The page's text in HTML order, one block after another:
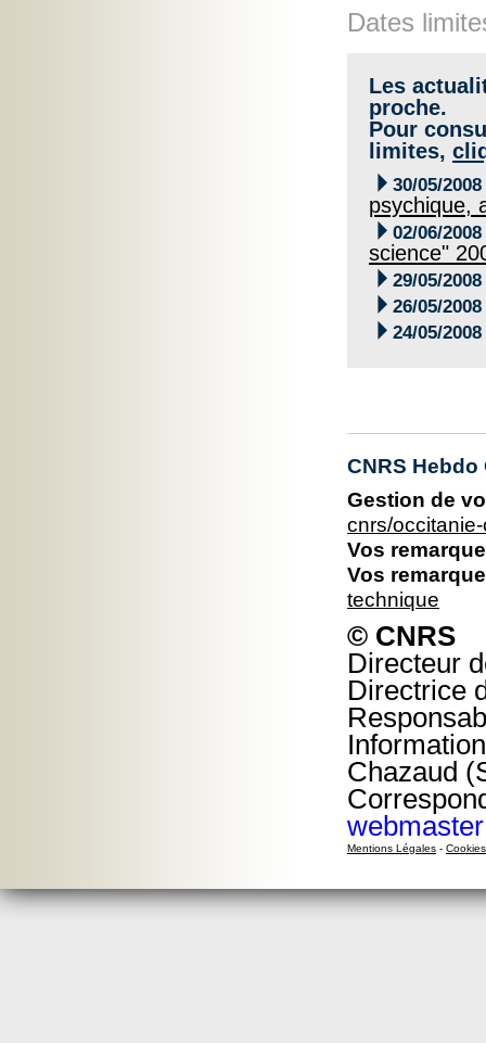
Dates
Les
proche.
Pour
limites,
 30/05/2008
psychique,
 02/06/2008
science"
 29/05/2008
 26/05/2008
 24/05/2008
CNRS
Gestion de
cnrs/
Vos
Vos
technique
© CNRS
Directeur
Directrice
Chazaud
Mentions Légales - Cookies